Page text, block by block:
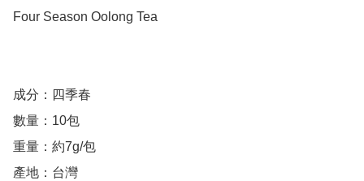
Four Season Oolong Tea
成分：四季春
數量：10包
重量：約7g/包
產地：台灣